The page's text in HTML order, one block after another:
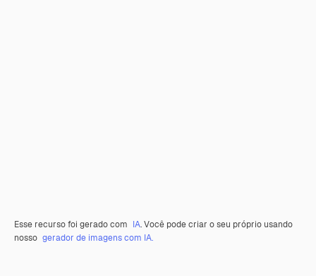
Esse recurso foi gerado com IA. Você pode criar o seu próprio usando
nosso gerador de imagens com IA.